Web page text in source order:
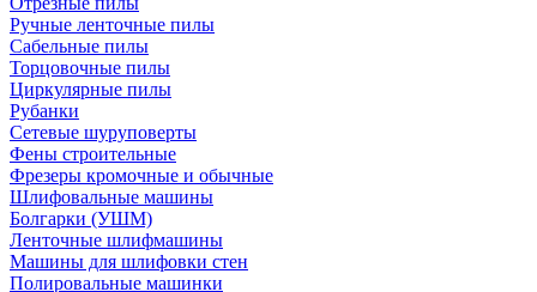
Ручные ленточные пилы
Сабельные пилы
Торцовочные пилы
Циркулярные пилы
Рубанки
Сетевые шуруповерты
Фены строительные
Фрезеры кромочные и обычные
Шлифовальные машины
Болгарки (УШМ)
Ленточные шлифмашины
Машины для шлифовки стен
Полировальные машинки